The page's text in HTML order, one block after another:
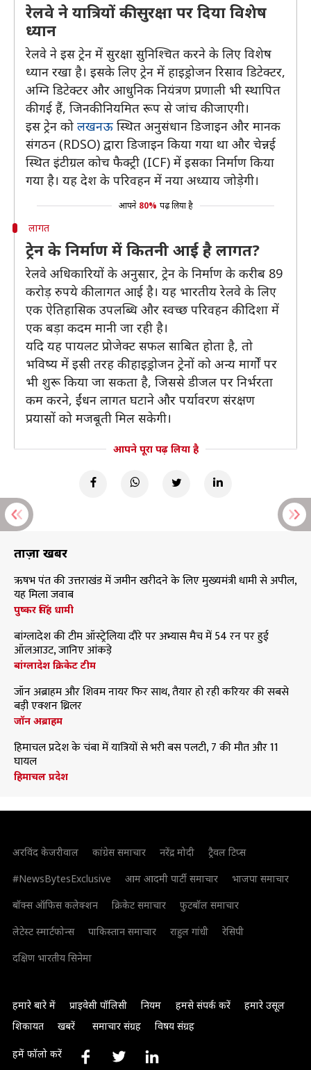
रेलवे ने यात्रियों की सुरक्षा पर दिया विशेष
ध्यान
रेलवे ने इस ट्रेन में सुरक्षा सुनिश्चित करने के लिए विशेष
ध्यान रखा है। इसके लिए ट्रेन में हाइड्रोजन रिसाव डिटेक्टर,
अग्नि डिटेक्टर और आधुनिक नियंत्रण प्रणाली भी स्थापित
की गई हैं, जिनकी नियमित रूप से जांच की जाएगी।
इस ट्रेन को लखनऊ स्थित अनुसंधान डिजाइन और मानक
संगठन (RDSO) द्वारा डिजाइन किया गया था और चेन्नई
स्थित इंटीग्रल कोच फैक्ट्री (ICF) में इसका निर्माण किया
गया है। यह देश के परिवहन में नया अध्याय जोड़ेगी।
आपने 80% पढ़ लिया है
लागत
ट्रेन के निर्माण में कितनी आई है लागत?
रेलवे अधिकारियों के अनुसार, ट्रेन के निर्माण के करीब 89
करोड़ रुपये की लागत आई है। यह भारतीय रेलवे के लिए
एक ऐतिहासिक उपलब्धि और स्वच्छ परिवहन की दिशा में
एक बड़ा कदम मानी जा रही है।
यदि यह पायलट प्रोजेक्ट सफल साबित होता है, तो
भविष्य में इसी तरह की हाइड्रोजन ट्रेनों को अन्य मार्गों पर
भी शुरू किया जा सकता है, जिससे डीजल पर निर्भरता
कम करने, ईंधन लागत घटाने और पर्यावरण संरक्षण
प्रयासों को मजबूती मिल सकेगी।
आपने पूरा पढ़ लिया है
ताज़ा खबरें
ऋषभ पंत की उत्तराखंड में जमीन खरीदने के लिए मुख्यमंत्री धामी से अपील,
यह मिला जवाब
पुष्कर सिंह धामी
बांग्लादेश की टीम ऑस्ट्रेलिया दौरे पर अभ्यास मैच में 54 रन पर हुई
ऑलआउट, जानिए आंकड़े
बांग्लादेश क्रिकेट टीम
जॉन अब्राहम और शिवम नायर फिर साथ, तैयार हो रही करियर की सबसे
बड़ी एक्शन थ्रिलर
जॉन अब्राहम
हिमाचल प्रदेश के चंबा में यात्रियों से भरी बस पलटी, 7 की मौत और 11
घायल
हिमाचल प्रदेश
अरविंद केजरीवाल कांग्रेस समाचार नरेंद्र मोदी
ट्रैवल टिप्स
#NewsBytesExclusive
आम आदमी पार्टी समाचार
भाजपा समाचार
बॉक्स ऑफिस कलेक्शन
क्रिकेट समाचार
फुटबॉल समाचार
लेटेस्ट स्मार्टफोन्स
पाकिस्तान समाचार राहुल गांधी
रेसिपी
दक्षिण भारतीय सिनेमा
हमारे बारे में प्राइवेसी पॉलिसी नियम हमसे संपर्क करें
हमारे उसूल
शिकायत
खबरें समाचार संग्रह विषय संग्रह
हमें फॉलो करें